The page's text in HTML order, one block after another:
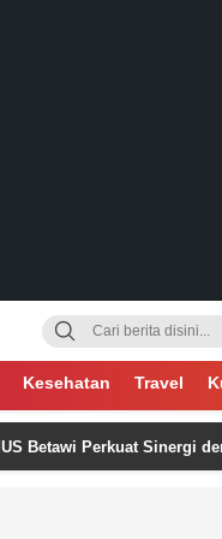
Kesehatan Travel
Perkuat Sinergi dengan